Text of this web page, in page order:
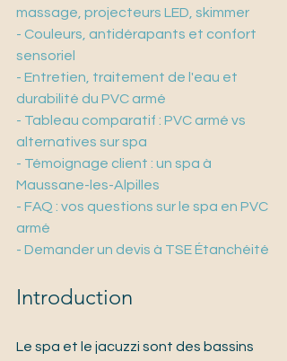
massage, projecteurs LED, skimmer
- Couleurs, antidérapants et confort
sensoriel
- Entretien, traitement de l'eau et
durabilité du PVC armé
- Tableau comparatif : PVC armé vs
alternatives sur spa
- Témoignage client : un spa à
Maussane-les-Alpilles
- FAQ : vos questions sur le spa en PVC
armé
- Demander un devis à TSE Étanchéité
Introduction
Le spa et le jacuzzi sont des bassins